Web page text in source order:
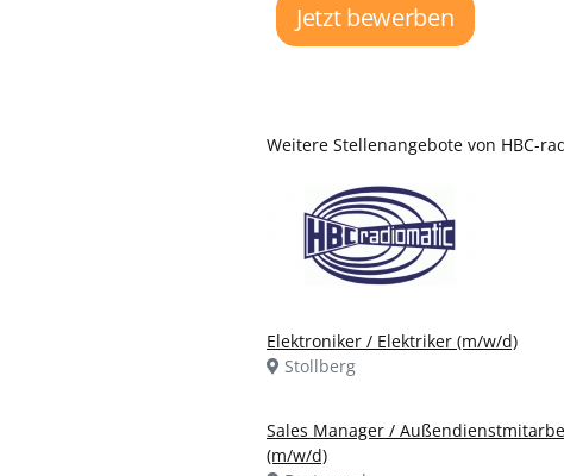
Jetzt bewerben
Weitere Stellenangebote von HBC-
Elektroniker / Elektriker (m/w/d)
Stollberg
Sales Manager /
(m/w/d)